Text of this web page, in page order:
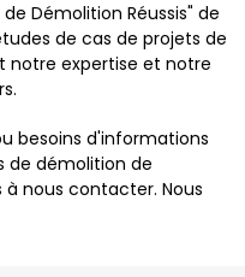
Démolition Réussis" de
de cas de projets de
notre expertise et notre
besoins d'informations
de démolition de
nous contacter. Nous